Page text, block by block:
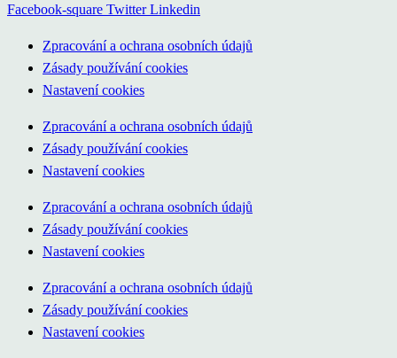
Facebook-square Twitter Linkedin
Zpracování a ochrana osobních údajů
Zásady používání cookies
Nastavení cookies
Zpracování a ochrana osobních údajů
Zásady používání cookies
Nastavení cookies
Zpracování a ochrana osobních údajů
Zásady používání cookies
Nastavení cookies
Zpracování a ochrana osobních údajů
Zásady používání cookies
Nastavení cookies